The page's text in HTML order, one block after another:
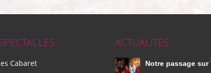
Cabaret
ACTUALITÉS
Notre passage sur